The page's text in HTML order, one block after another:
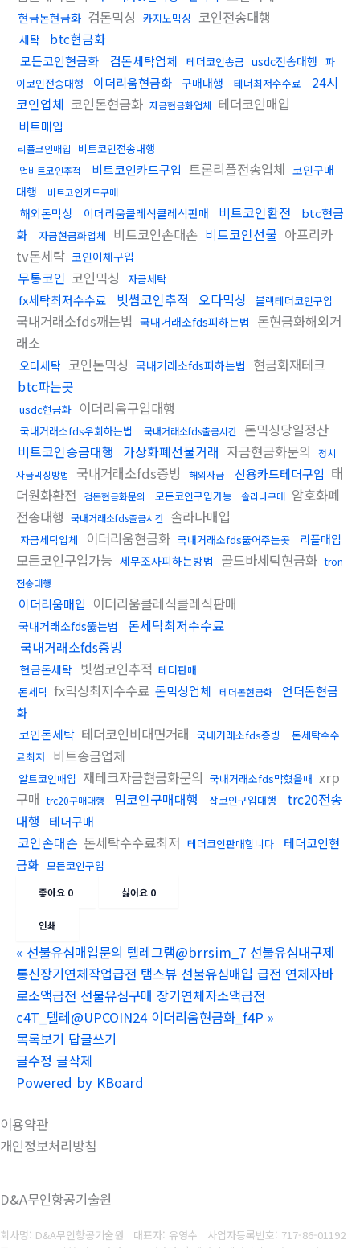
현금돈현금화 검돈믹싱 카지노믹싱 코인전송대행
세탁 btc현금화
모든코인현금화 검돈세탁업체 테더코인송금 usdc전송대행 파
이코인전송대행
이더리움현금화 구매대행 테더최저수수료
24시
코인업체 코인돈현금화 자금현금화업체 테더코인매입
비트매입
리플코인매입 비트코인전송대행
업비트코인추적 비트코인카드구입 트론리플전송업체 코인구매
대행
비트코인카드구매
해외돈믹싱 이더리움클레식클레식판매 비트코인환전
btc현금
화
자금현금화업체 비트코인손대손 비트코인선물 아프리카
tv돈세탁 코인이체구입
무통코인 코인믹싱 자금세탁
fx세탁최저수수료 빗썸코인추적 오다믹싱 블랙테더코인구입
국내거래소fds깨는법 국내거래소fds피하는법 돈현금화해외거
래소
오다세탁 코인돈믹싱 국내거래소fds피하는법 현금화재테크
btc파는곳
usdc현금화 이더리움구입대행
국내거래소fds우회하는법 국내거래소fds출금시간 돈믹싱당일정산
비트코인송금대행 가상화폐선물거래 자금현금화문의
정치
자금믹싱방법
국내거래소fds증빙 해외자금 신용카드테더구입 태
더원화환전
검돈현금화문의 모든코인구입가능 솔라나구매 암호화폐
전송대행 국내거래소fds출금시간 솔라나매입
자금세탁업체 이더리움현금화 국내거래소fds뚫어주는곳 리플매입
모든코인구입가능 세무조사피하는방법 골드바세탁현금화 tron
전송대행
이더리움매입 이더리움클레식클레식판매
국내거래소fds뚫는법
돈세탁최저수수료
국내거래소fds증빙
현금돈세탁 빗썸코인추적 테더판매
돈세탁 fx믹싱최저수수료 돈믹싱업체 테더돈현금화
언더돈현금
화
코인돈세탁 테더코인비대면거래 국내거래소fds증빙
돈세탁수수
료최저
비트송금업체
알트코인매입 재테크자금현금화문의 국내거래소fds막혔을때 xrp
구매 trc20구매대행 밈코인구매대행 잡코인구입대행
trc20전송
대행
테더구매
코인손대손 돈세탁수수료최저 테더코인판매합니다
테더코인현
금화 모든코인구입
좋아요 0 싫어요 0
인쇄
« 선불유심매입문의 텔레그램@brrsim_7 선불유심내구제
통신장기연체작업급전 탬스뷰 선불유심매입 급전 연체자바
로소액급전 선불유심구매 장기연체자소액급전
c4T_텔레@UPCOIN24 이더리움현금화_f4P »
목록보기 답글쓰기
글수정 글삭제
Powered by KBoard
이용약관
개인정보처리방침
D&A무인항공기술원
회사명: D&A무인항공기술원 대표자: 유영수 사업자등록번호: 717-86-01192